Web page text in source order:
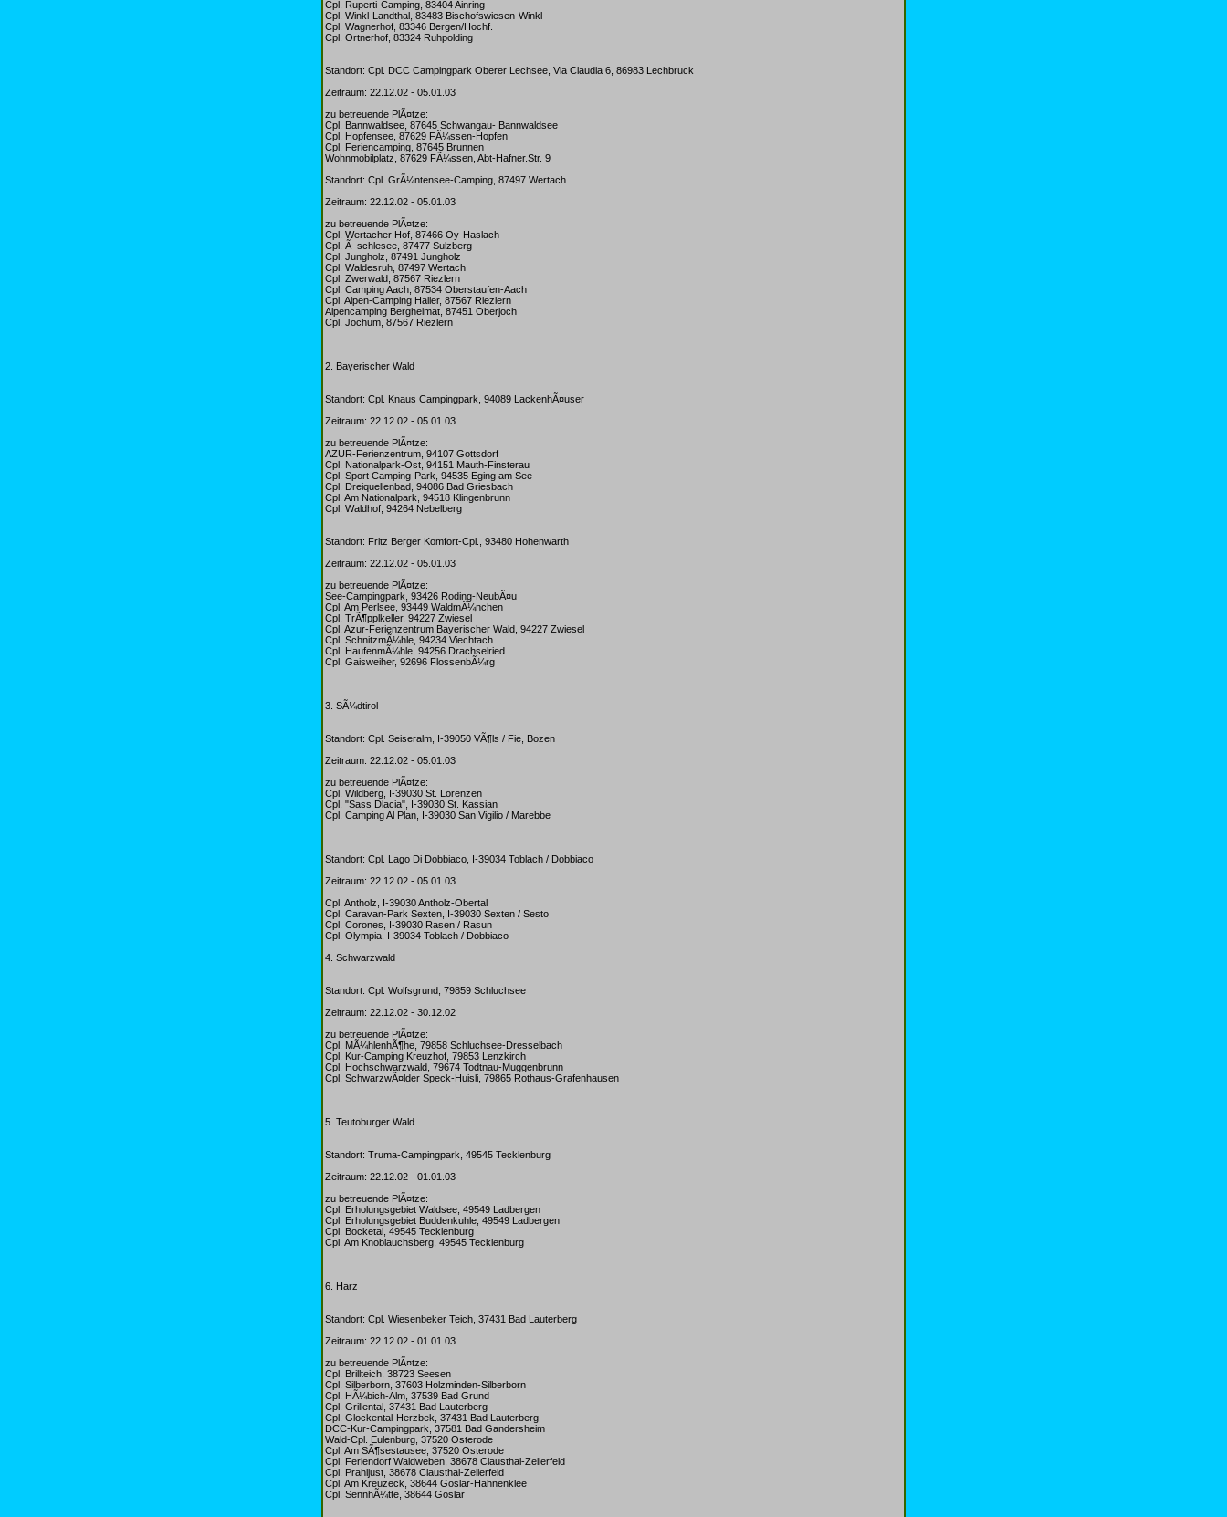
Cpl. Ruperti-Camping, 83404 Ainring
Cpl. Winkl-Landthal, 83483 Bischofswiesen-Winkl
Cpl. Wagnerhof, 83346 Bergen/Hochf.
Cpl. Ortnerhof, 83324 Ruhpolding
Standort: Cpl. DCC Campingpark Oberer Lechsee, Via Claudia 6, 86983 Lechbruck
Zeitraum: 22.12.02 - 05.01.03
zu betreuende PlÃ¤tze:
Cpl. Bannwaldsee, 87645 Schwangau- Bannwaldsee
Cpl. Hopfensee, 87629 FÃ¼ssen-Hopfen
Cpl. Feriencamping, 87645 Brunnen
Wohnmobilplatz, 87629 FÃ¼ssen, Abt-Hafner.Str. 9
Standort: Cpl. GrÃ¼ntensee-Camping, 87497 Wertach
Zeitraum: 22.12.02 - 05.01.03
zu betreuende PlÃ¤tze:
Cpl. Wertacher Hof, 87466 Oy-Haslach
Cpl. Ã–schlesee, 87477 Sulzberg
Cpl. Jungholz, 87491 Jungholz
Cpl. Waldesruh, 87497 Wertach
Cpl. Zwerwald, 87567 Riezlern
Cpl. Camping Aach, 87534 Oberstaufen-Aach
Cpl. Alpen-Camping Haller, 87567 Riezlern
Alpencamping Bergheimat, 87451 Oberjoch
Cpl. Jochum, 87567 Riezlern
2. Bayerischer Wald
Standort: Cpl. Knaus Campingpark, 94089 LackenhÃ¤user
Zeitraum: 22.12.02 - 05.01.03
zu betreuende PlÃ¤tze:
AZUR-Ferienzentrum, 94107 Gottsdorf
Cpl. Nationalpark-Ost, 94151 Mauth-Finsterau
Cpl. Sport Camping-Park, 94535 Eging am See
Cpl. Dreiquellenbad, 94086 Bad Griesbach
Cpl. Am Nationalpark, 94518 Klingenbrunn
Cpl. Waldhof, 94264 Nebelberg
Standort: Fritz Berger Komfort-Cpl., 93480 Hohenwarth
Zeitraum: 22.12.02 - 05.01.03
zu betreuende PlÃ¤tze:
See-Campingpark, 93426 Roding-NeubÃ¤u
Cpl. Am Perlsee, 93449 WaldmÃ¼nchen
Cpl. TrÃ¶pplkeller, 94227 Zwiesel
Cpl. Azur-Ferienzentrum Bayerischer Wald, 94227 Zwiesel
Cpl. SchnitzmÃ¼hle, 94234 Viechtach
Cpl. HaufenmÃ¼hle, 94256 Drachselried
Cpl. Gaisweiher, 92696 FlossenbÃ¼rg
3. SÃ¼dtirol
Standort: Cpl. Seiseralm, I-39050 VÃ¶ls / Fie, Bozen
Zeitraum: 22.12.02 - 05.01.03
zu betreuende PlÃ¤tze:
Cpl. Wildberg, I-39030 St. Lorenzen
Cpl. "Sass Dlacia", I-39030 St. Kassian
Cpl. Camping Al Plan, I-39030 San Vigilio / Marebbe
Standort: Cpl. Lago Di Dobbiaco, I-39034 Toblach / Dobbiaco
Zeitraum: 22.12.02 - 05.01.03
Cpl. Antholz, I-39030 Antholz-Obertal
Cpl. Caravan-Park Sexten, I-39030 Sexten / Sesto
Cpl. Corones, I-39030 Rasen / Rasun
Cpl. Olympia, I-39034 Toblach / Dobbiaco
4. Schwarzwald
Standort: Cpl. Wolfsgrund, 79859 Schluchsee
Zeitraum: 22.12.02 - 30.12.02
zu betreuende PlÃ¤tze:
Cpl. MÃ¼hlenhÃ¶he, 79858 Schluchsee-Dresselbach
Cpl. Kur-Camping Kreuzhof, 79853 Lenzkirch
Cpl. Hochschwarzwald, 79674 Todtnau-Muggenbrunn
Cpl. SchwarzwÃ¤lder Speck-Huisli, 79865 Rothaus-Grafenhausen
5. Teutoburger Wald
Standort: Truma-Campingpark, 49545 Tecklenburg
Zeitraum: 22.12.02 - 01.01.03
zu betreuende PlÃ¤tze:
Cpl. Erholungsgebiet Waldsee, 49549 Ladbergen
Cpl. Erholungsgebiet Buddenkuhle, 49549 Ladbergen
Cpl. Bocketal, 49545 Tecklenburg
Cpl. Am Knoblauchsberg, 49545 Tecklenburg
6. Harz
Standort: Cpl. Wiesenbeker Teich, 37431 Bad Lauterberg
Zeitraum: 22.12.02 - 01.01.03
zu betreuende PlÃ¤tze:
Cpl. Brillteich, 38723 Seesen
Cpl. Silberborn, 37603 Holzminden-Silberborn
Cpl. HÃ¼bich-Alm, 37539 Bad Grund
Cpl. Grillental, 37431 Bad Lauterberg
Cpl. Glockental-Herzbek, 37431 Bad Lauterberg
DCC-Kur-Campingpark, 37581 Bad Gandersheim
Wald-Cpl. Eulenburg, 37520 Osterode
Cpl. Am SÃ¶sestausee, 37520 Osterode
Cpl. Feriendorf Waldweben, 38678 Clausthal-Zellerfeld
Cpl. Prahljust, 38678 Clausthal-Zellerfeld
Cpl. Am Kreuzeck, 38644 Goslar-Hahnenklee
Cpl. SennhÃ¼tte, 38644 Goslar